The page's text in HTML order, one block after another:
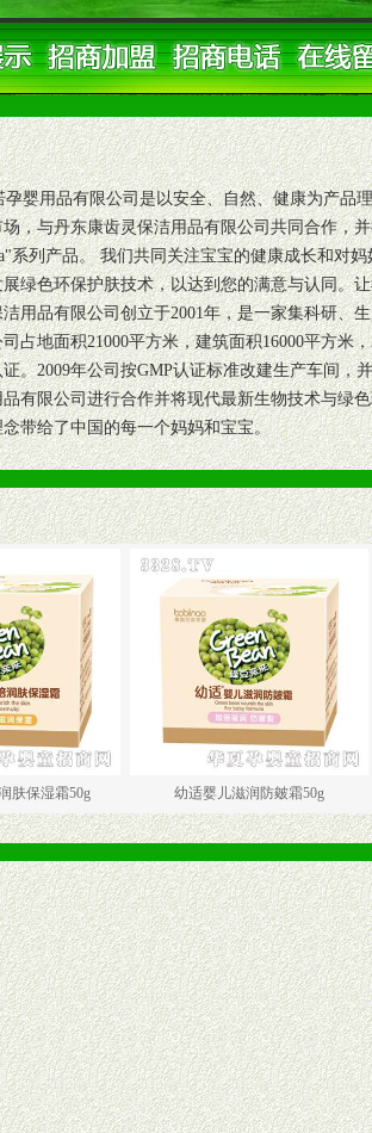
婴用品有限公司是以安全、自然、健康为产品
，与丹东康齿灵保洁用品有限公司共同合作，
系列产品。 我们共同关注宝宝的健康成长和对
绿色环保护肤技术，以达到您的满意与认同。
用品有限公司创立于2001年，是一家集科研、
占地面积21000平方米，建筑面积16000平方米
。2009年公司按GMP认证标准改建生产车间，
有限公司进行合作并将现代最新生物技术与绿
带给了中国的每一个妈妈和宝宝。
幼适婴儿滋润防皴霜50g